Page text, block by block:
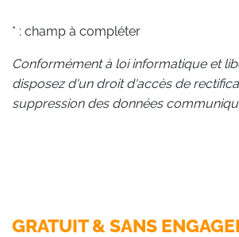
* : champ à compléter
Conformément à loi informatique et
disposez d'un droit d'accès de
suppression des données
GRATUIT & SANS